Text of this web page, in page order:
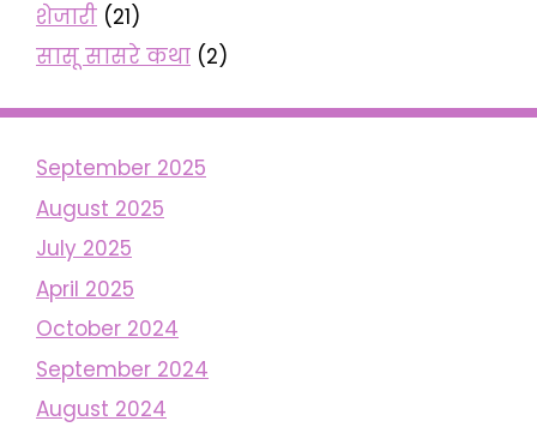
शेजारी (21)
सासू सासरे कथा (2)
September 2025
August 2025
July 2025
April 2025
October 2024
September 2024
August 2024